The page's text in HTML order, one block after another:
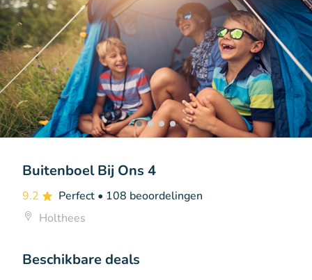
Buitenboel Bij Ons 4
9.2 Perfect • 108 beoordelingen
Holthees
Beschikbare deals